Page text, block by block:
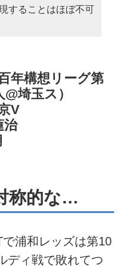
することはほぼ不可
年構想リーグ第
埼玉ス）
V
治
称的な…
浦和レッズは第10
ディ戦で敗れてつ